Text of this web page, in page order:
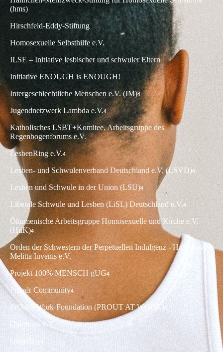
(hms)
Hirschfeld-Eddy-Stiftung
Homosexuelle Selbsthilfe e.V.
ILSE – Initiative lesbischer und schwuler Eltern
Initiative ENOUGH is ENOUGH!
Intergeschlechtliche Menschen e.V. (IM)4
Jugendnetzwerk Lambda e.V.4
Katholisches LSBT+Komitee, Arbeitsgruppe des
Regenbogenforums e.V.
LesbenRing e.V.4
Lesben- und Schwulenverband Deutschland e.V. (LSVD)4
Lesben und Schwule in der Union (LSU)4
Liberale Schwule und Lesben (LiSL) Deutschland e.V.4
Ökumenische Arbeitsgruppe Homosexuelle und Kirche e.V.
(HuK)4
Orden der Schwestern der Perpetuellen Indulgenz - Haus Sankta
Melitta Iuvenis e.V.
Projekt 100% MENSCH gUG4
Proudr Community4
PrOut@Work-Foundation (PROUT AT WORK)
Quarteera e.V.
QueerBw